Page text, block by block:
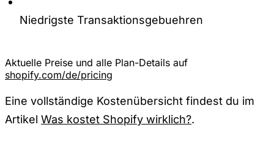
Niedrigste Transaktionsgebuehren
Aktuelle Preise und alle Plan-Details auf
shopify.com/de/pricing
Eine vollständige Kostenübersicht findest du im
Artikel Was kostet Shopify wirklich?.